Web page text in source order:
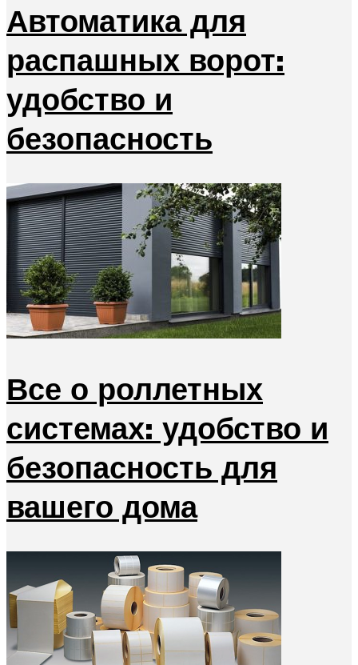
Автоматика для
распашных ворот:
удобство и
безопасность
Все о роллетных
системах: удобство и
безопасность для
вашего дома